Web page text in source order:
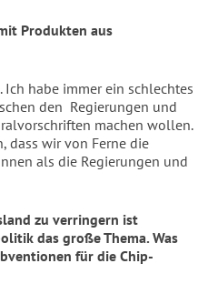
Produkten aus
habe immer ein schlechtes
den Regierungen und
machen wollen.
dass wir von Ferne die
als die Regierungen und
zu verringern ist
das große Thema. Was
für die Chip-